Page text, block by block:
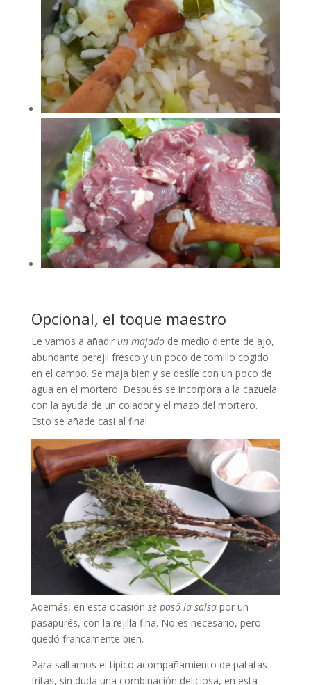
Opcional, el toque maestro
Le vamos a añadirun majadode medio diente de ajo,
abundante perejil fresco y un poco de tomillo cogido
en el campo. Se maja bien y se deslíe con un poco de
agua en el mortero. Después se incorpora a la cazuela
con la ayuda de un colador y el mazo del mortero.
Esto se añade casi al final
Además, en esta ocasión se pasó la salsapor un
pasapurés, con la rejilla fina. No es necesario, pero
quedó francamente bien.
Para saltarnos el típico acompañamiento de patatas
fritas, sin duda una combinación deliciosa, en esta